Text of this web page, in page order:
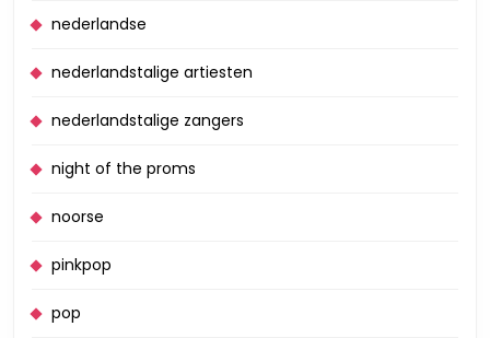
nederlandse
nederlandstalige artiesten
nederlandstalige zangers
night of the proms
noorse
pinkpop
pop